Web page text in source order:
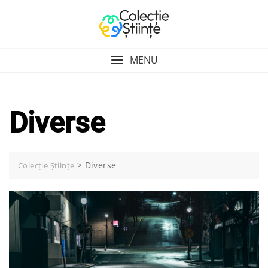
MENU
Diverse
Colecție Științe > Diverse